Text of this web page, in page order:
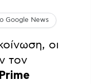
Google News
οι
τον